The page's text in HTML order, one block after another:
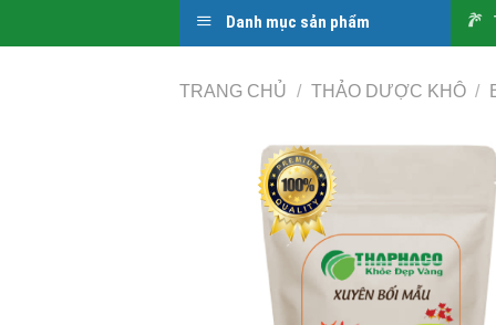
Danh mục sản phẩm
TRANG CHỦ / THẢO DƯỢC KHÔ /